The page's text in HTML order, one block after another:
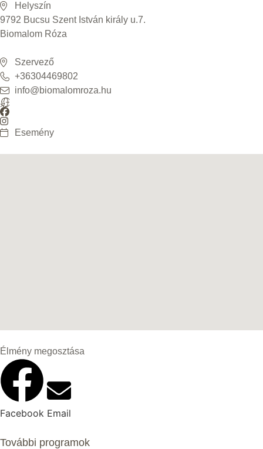
Helyszín
9792 Bucsu Szent István király u.7.
Biomalom Róza
Szervező
+36304469802
info@biomalomroza.hu
Esemény
Élmény megosztása
Facebook Email
További programok